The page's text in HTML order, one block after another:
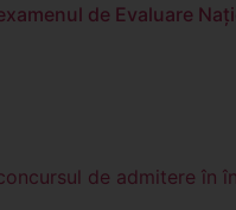
de Evaluare